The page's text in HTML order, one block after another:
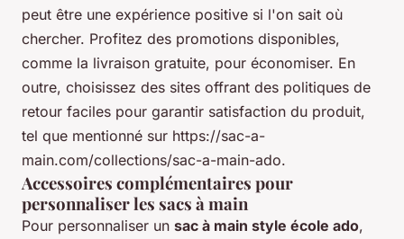
peut être une expérience positive si l'on sait où
chercher. Profitez des promotions disponibles,
comme la livraison gratuite, pour économiser. En
outre, choisissez des sites offrant des politiques de
retour faciles pour garantir satisfaction du produit,
tel que mentionné sur https://sac-a-
main.com/collections/sac-a-main-ado.
Accessoires complémentaires pour
personnaliser les sacs à main
Pour personnaliser un sac à main style école ado,